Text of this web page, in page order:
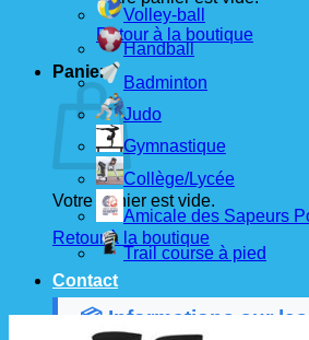
Retour à la boutique
Panier
Votre panier est vide.
Retour à la boutique
📦 Informations sur
Volley-ball
Handball
Badminton
Judo
Gymnastique
Collège/Lycée
Amicale des Sapeurs
Trail course à pied
Contact